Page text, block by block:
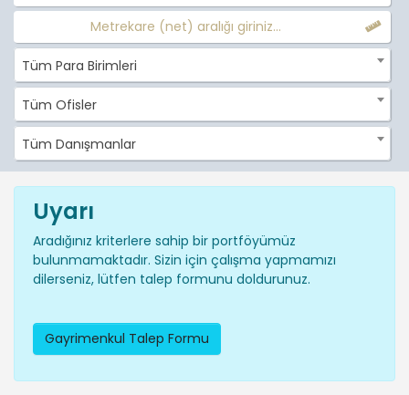
Metrekare (net) aralığı giriniz...
Tüm Para Birimleri
Tüm Ofisler
Tüm Danışmanlar
Uyarı
Aradığınız kriterlere sahip bir portföyümüz
bulunmamaktadır. Sizin için çalışma yapmamızı
dilerseniz, lütfen talep formunu doldurunuz.
Gayrimenkul Talep Formu